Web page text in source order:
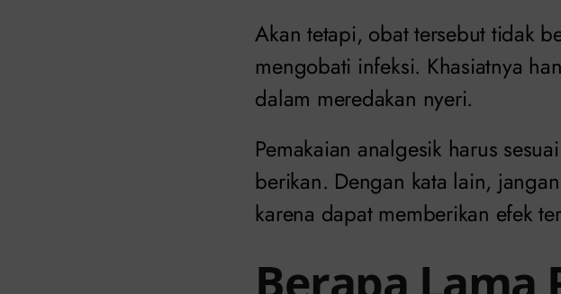
Akan tetapi, obat tersebut tidak
mengobati infeksi. Khasiatnya
dalam meredakan nyeri.
Pemakaian analgesik harus
berikan. Dengan kata lain,
karena dapat memberikan efek